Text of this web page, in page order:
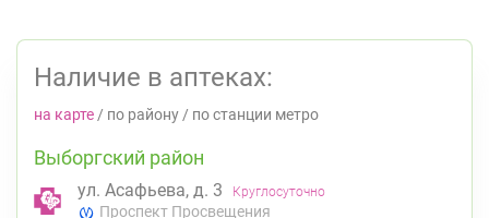
Наличие в аптеках:
на карте / по району / по станции метро
Выборгский район
ул. Асафьева, д. 3 Круглосуточно
Проспект Просвещения